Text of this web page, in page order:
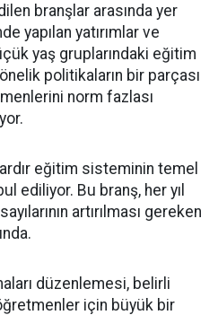
branşlar arasında yer
yapılan yatırımlar ve
yaş gruplarındaki eğitim
politikaların bir parçası
norm fazlası
eğitim sisteminin temel
ediliyor. Bu branş, her yıl
artırılması gereken
düzenlemesi, belirli
için büyük bir